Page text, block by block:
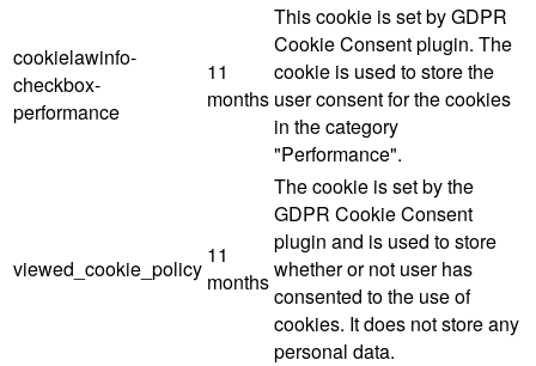
cookielawinfo-
checkbox-
performance
11
months
This cookie is set by GDPR
Cookie Consent plugin. The
cookie is used to store the
user consent for the cookies
in the category
"Performance".
viewed_cookie_policy
11
months
The cookie is set by the
GDPR Cookie Consent
plugin and is used to store
whether or not user has
consented to the use of
cookies. It does not store any
personal data.